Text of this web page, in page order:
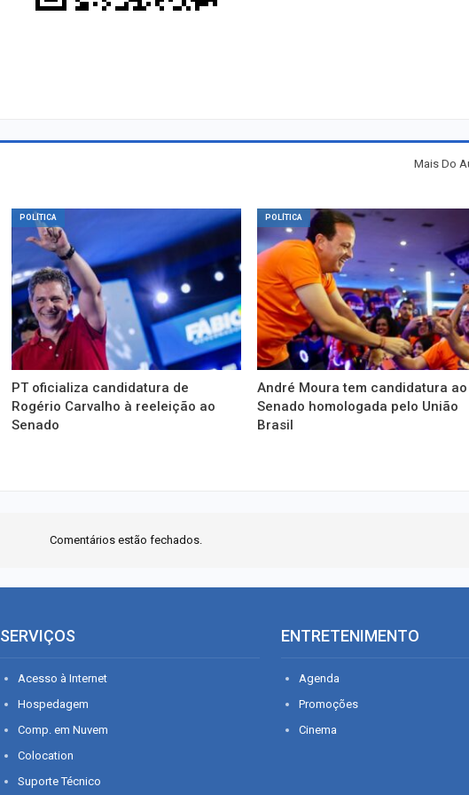
Mais Do
POLÍTICA
PT oficializa candidatura de
Rogério Carvalho à reeleição ao
Senado
POLÍTICA
André Moura tem candidatura ao
Senado homologada pelo União
Brasil
Comentários estão fechados.
SERVIÇOS
Acesso à Internet
Hospedagem
Comp. em Nuvem
Colocation
Suporte Técnico
ENTRETENIMENTO
Agenda
Promoções
Cinema